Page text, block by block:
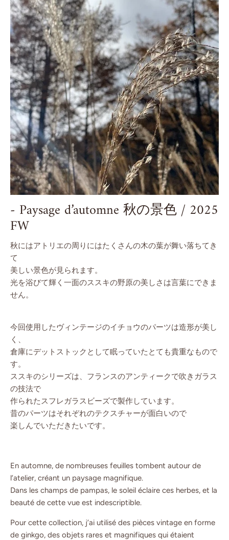
- Paysage d’automne 秋の景色 / 2025
FW
秋にはアトリエの周りにはたくさんの木の葉が舞い落ちてき
て
美しい景色が見られます。
光を浴びて輝く一面のススキの野原の美しさは言葉にできま
せん。
今回使用したヴィンテージのイチョウのパーツは造形が美し
く、
倉庫にデットストックとして眠っていたとても貴重なもので
す。
ススキのシリーズは、フランスのアンティークで吹きガラス
の技法で
作られたスフレガラスビーズで製作しています。
昔のパーツはそれぞれのテクスチャーが面白いので
楽しんでいただきたいです。
En automne, de nombreuses feuilles tombent autour de
l’atelier, créant un paysage magnifique.
Dans les champs de pampas, le soleil éclaire ces herbes, et la
beauté de cette vue est indescriptible.
Pour cette collection, j’ai utilisé des pièces vintage en forme
de ginkgo, des objets rares et magnifiques qui étaient